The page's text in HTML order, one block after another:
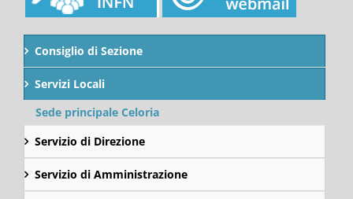
Consiglio di Sezione
Servizi Locali
Sede principale Celoria
Servizio di Direzione
Servizio di Amministrazione